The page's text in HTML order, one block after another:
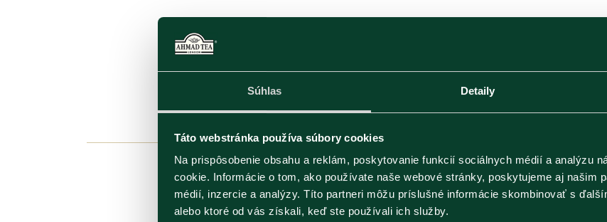
Súhlas Detaily
Táto webstránka používa súbory cookies
Na prispôsobenie obsahu a reklám, poskytovanie funkcií sociálnych médií a analýzu
cookie. Informácie o tom, ako používate naše webové stránky, poskytujeme aj našim
médií, inzercie a analýzy. Títo partneri môžu príslušné informácie skombinovať s
alebo ktoré od vás získali, keď ste používali ich služby.
Veľkosť balenia
20ks x 2g
80 x 130 x 70
Súvisiace produkty